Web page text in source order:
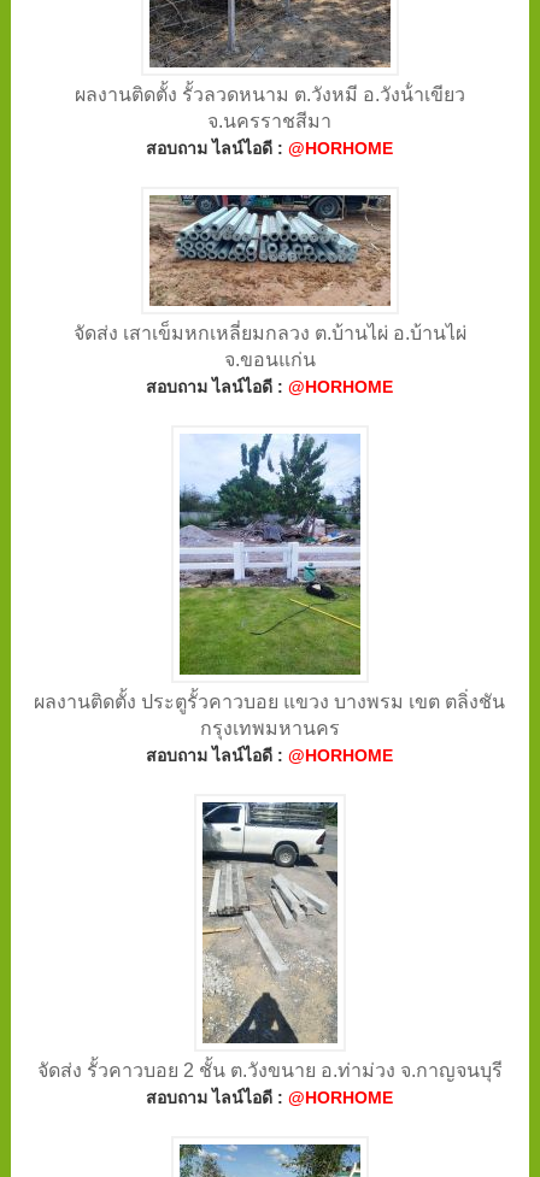
ผลงานติดตั้ง รั้วลวดหนาม ต.วังหมี อ.วังน้ําเขียว
จ.นครราชสีมา
สอบถาม ไลน์ไอดี :@HORHOME
จัดส่ง เสาเข็มหกเหลี่ยมกลวง ต.บ้านไผ่ อ.บ้านไผ่
จ.ขอนแก่น
สอบถาม ไลน์ไอดี :@HORHOME
ผลงานติดตั้ง ประตูรั้วคาวบอย แขวง บางพรม เขต ตลิ่งชัน
กรุงเทพมหานคร
สอบถาม ไลน์ไอดี :@HORHOME
จัดส่ง รั้วคาวบอย 2 ชั้น ต.วังขนาย อ.ท่าม่วง จ.กาญจนบุรี
สอบถาม ไลน์ไอดี :@HORHOME